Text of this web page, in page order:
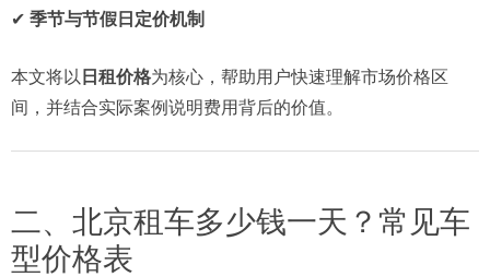
✔ 季节与节假日定价机制
本文将以 日租价格为核心，帮助用户快速理解市场价格区
间，并结合实际案例说明费用背后的价值。
二、北京租车多少钱一天？常见车
型价格表